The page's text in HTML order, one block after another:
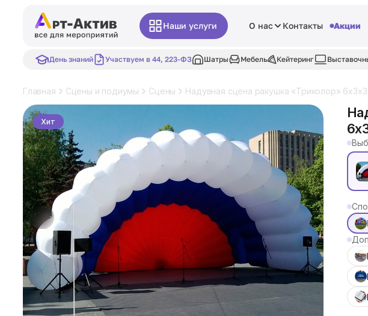
Наши услуги О нас Контакты Акции
День знаний Участвуем в 44, 223-ФЗ Шатры Мебель Кейтеринг
Главная Сцены и подиумы Сцены Надувная сцена ракушка «Триколор»
Хит